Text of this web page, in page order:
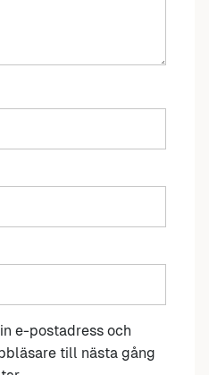
e-postadress och
till nästa gång